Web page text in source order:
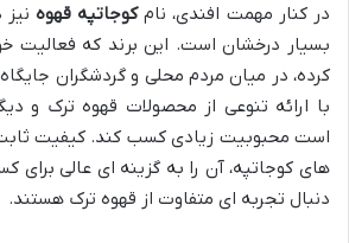
در کنار مهمت افندی، نامکوجاتپه قهوه نیز
کرده، در میان مردم محلی و گردشگران
با ارائه تنوعی از محصولات قهوه ترک و
است محبوبیت زیادی کسب کند. کیفیت
های کوجاتپه، آن را به گزینه ای عالی برای
دنبال تجربه ای متفاوت از قهوه ترک هستند.